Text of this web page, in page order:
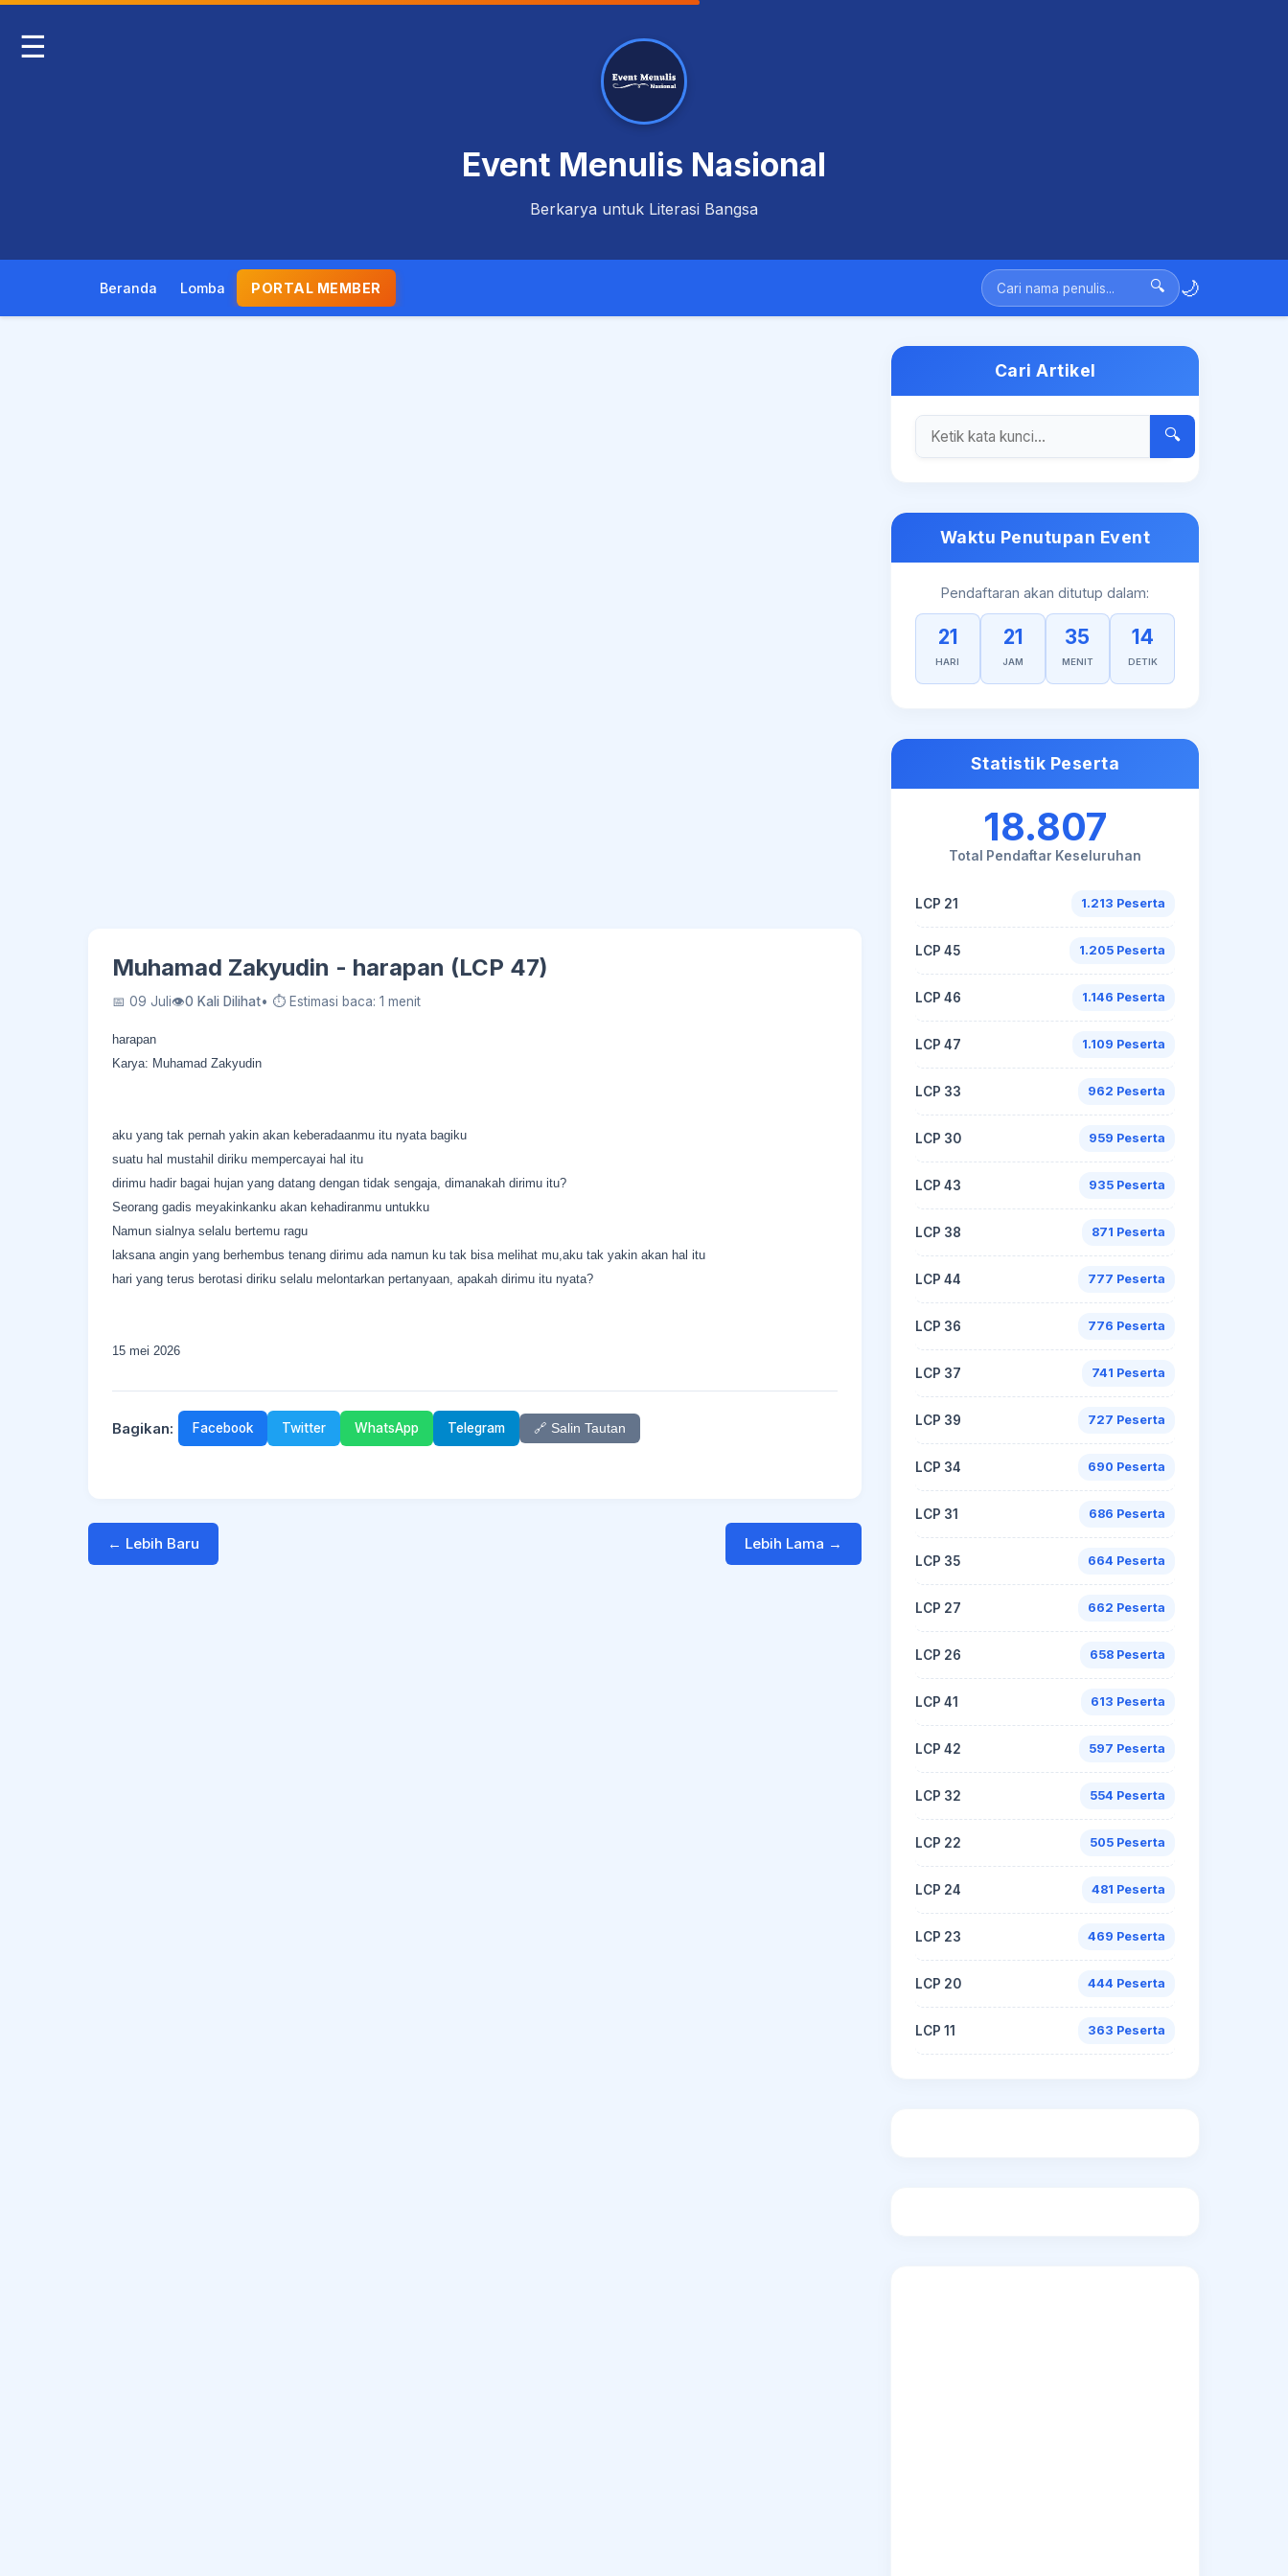
☰
Event Menulis Nasional
Berkarya untuk Literasi Bangsa
Beranda Lomba PORTAL MEMBER 🔍 🌙
Muhamad Zakyudin - harapan (LCP 47)
📅 09 Juli👁0 Kali Dilihat• ⏱ Estimasi baca: 1 menit
harapan
Karya: Muhamad Zakyudin
aku yang tak pernah yakin akan keberadaanmu itu nyata bagiku
suatu hal mustahil diriku mempercayai hal itu
dirimu hadir bagai hujan yang datang dengan tidak sengaja, dimanakah dirimu itu?
Seorang gadis meyakinkanku akan kehadiranmu untukku
Namun sialnya selalu bertemu ragu
laksana angin yang berhembus tenang dirimu ada namun ku tak bisa melihat mu,aku tak yakin akan hal itu
hari yang terus berotasi diriku selalu melontarkan pertanyaan, apakah dirimu itu nyata?
15 mei 2026
Bagikan: Facebook Twitter WhatsApp Telegram 🔗 Salin Tautan
← Lebih Baru Lebih Lama →
Cari Artikel
🔍
Waktu Penutupan Event
Pendaftaran akan ditutup dalam:
21
HARI
21
JAM
35
MENIT
13
DETIK
Statistik Peserta
18.807
Total Pendaftar Keseluruhan
LCP 21 1.213 Peserta
LCP 45 1.205 Peserta
LCP 46 1.146 Peserta
LCP 47 1.109 Peserta
LCP 33 962 Peserta
LCP 30 959 Peserta
LCP 43 935 Peserta
LCP 38 871 Peserta
LCP 44 777 Peserta
LCP 36 776 Peserta
LCP 37 741 Peserta
LCP 39 727 Peserta
LCP 34 690 Peserta
LCP 31 686 Peserta
LCP 35 664 Peserta
LCP 27 662 Peserta
LCP 26 658 Peserta
LCP 41 613 Peserta
LCP 42 597 Peserta
LCP 32 554 Peserta
LCP 22 505 Peserta
LCP 24 481 Peserta
LCP 23 469 Peserta
LCP 20 444 Peserta
LCP 11 363 Peserta